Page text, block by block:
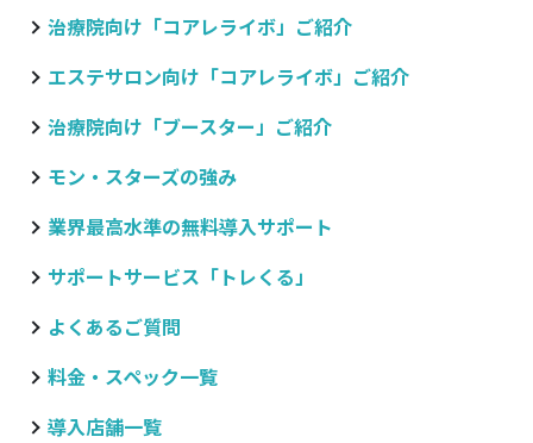
治療院向け 「コアレライボ」ご紹介
エステサロン向け 「コアレライボ」ご紹介
治療院向け 「ブースター」ご紹介
モン・スターズの強み
業界最高水準の無料導入サポート
サポートサービス「トレくる」
よくあるご質問
料金・スペック一覧
導入店舗一覧